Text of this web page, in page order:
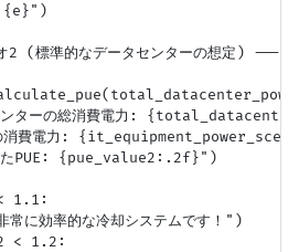
{e}")
標準的なデータセンターの想定) ---")
ターの総消費電力:
費電力:
PUE: {pue_value2:.2f}")
1.1:
に効率的な冷却システムです！")
< 1.2: